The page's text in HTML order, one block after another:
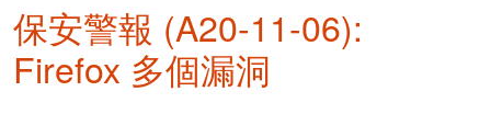
保安警報 (A20-11-06):
Firefox 多個漏洞